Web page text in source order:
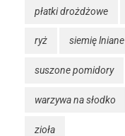
płatki drożdżowe
ryż siemię lniane
suszone pomidory
warzywa na słodko
zioła